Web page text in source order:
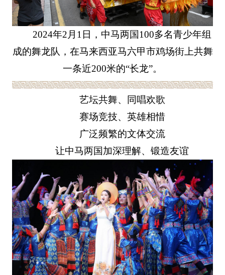
2024年2月1日，中马两国100多名青少年组
成的舞龙队，在马来西亚马六甲市鸡场街上共舞
一条近200米的“长龙”。
艺坛共舞、同唱欢歌
赛场竞技、英雄相惜
广泛频繁的文体交流
让中马两国加深理解、锻造友谊